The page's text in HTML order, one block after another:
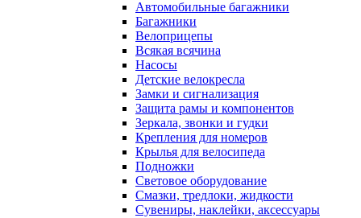
Автомобильные багажники
Багажники
Велоприцепы
Всякая всячина
Насосы
Детские велокресла
Замки и сигнализация
Защита рамы и компонентов
Зеркала, звонки и гудки
Крепления для номеров
Крылья для велосипеда
Подножки
Световое оборудование
Смазки, тредлоки, жидкости
Сувениры, наклейки, аксессуары